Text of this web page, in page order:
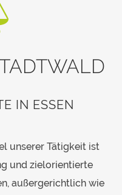
IN ESSEN
unserer Tätigkeit ist
und zielorientierte
außergerichtlich wie